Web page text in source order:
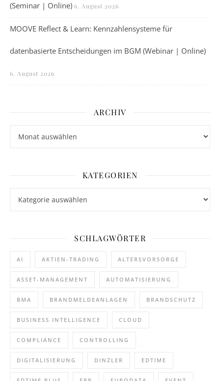
(Seminar | Online) 6. August 2026
MOOVE Reflect & Learn: Kennzahlensysteme für
datenbasierte Entscheidungen im BGM (Webinar | Online)
6. August 2026
ARCHIV
KATEGORIEN
SCHLAGWÖRTER
AI AKTIEN-TRADING ALTERSVORSORGE
ASSET-MANAGEMENT AUTOMATISIERUNG
BMA BRANDMELDEANLAGEN BRANDSCHUTZ
BUSINESS INTELLIGENCE CLOUD
COMPLIANCE CONTROLLING
DIGITALISIERUNG DINZLER EDTIME